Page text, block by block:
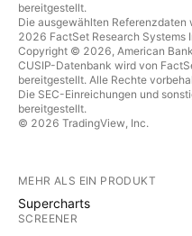
bereitgestellt.
Die ausgewählten
2026 FactSet Research Systems
Copyright © 2026, American
CUSIP-Datenbank wird von
bereitgestellt. Alle Rechte
Die SEC-Einreichungen und
bereitgestellt.
© 2026 TradingView, Inc.
MEHR ALS EIN PRODUKT
Supercharts
SCREENER